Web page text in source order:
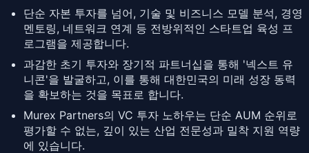
단순 자본 투자를 넘어, 기술 및 비즈니스 모델 분석, 경영
멘토링, 네트워크 연계 등 전방위적인 스타트업 육성 프
로그램을 제공합니다.
과감한 초기 투자와 장기적 파트너십을 통해 '넥스트 유
니콘'을 발굴하고, 이를 통해 대한민국의 미래 성장 동력
을 확보하는 것을 목표로 합니다.
Murex Partners의 VC 투자 노하우는 단순 AUM 순위로
평가할 수 없는, 깊이 있는 산업 전문성과 밀착 지원 역량
에 있습니다.